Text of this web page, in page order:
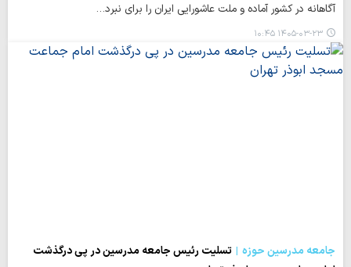
آگاهانه در کشور آماده و ملت عاشورایی ایران را برای نبرد…
۱۴۰۵-۰۳-۲۳ ۱۰:۴۵
جامعه مدرسین حوزه
تسلیت رئیس جامعه مدرسین در پی درگذشت